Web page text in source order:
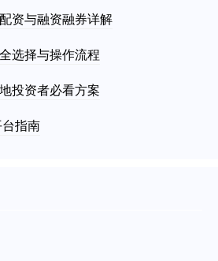
资与融资融券详解
选择与操作流程
投资者必看方案
指南